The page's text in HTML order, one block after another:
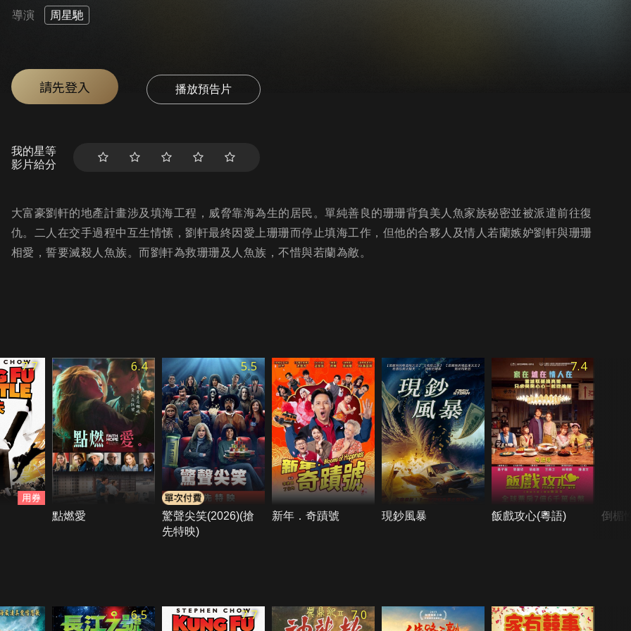
導演 周星馳
請先登入 播放預告片
我的星等
影片給分
大富豪劉軒的地產計畫涉及填海工程，威脅靠海為生的居民。單純善良的珊珊背負美人魚家族秘密並被派遣前往復
仇。二人在交手過程中互生情愫，劉軒最終因愛上珊珊而停止填海工作，但他的合夥人及情人若蘭嫉妒劉軒與珊珊
相愛，誓要滅殺人魚族。而劉軒為救珊珊及人魚族，不惜與若蘭為敵。
7.7 6.4
點燃愛
5.5
驚聲尖笑(2026)(搶
先特映)
新年．奇蹟號 現鈔風暴
7.4
飯戲攻心(粵語) 倒楣
6.5 7.7 7.0